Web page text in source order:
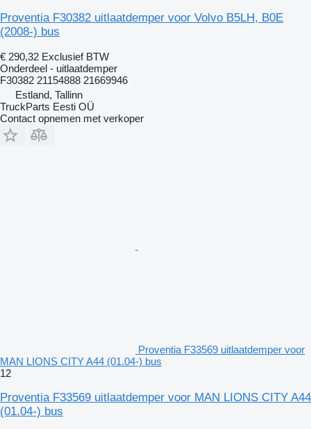
Proventia F30382 uitlaatdemper voor Volvo B5LH, B0E
(2008-) bus
€ 290,32 Exclusief BTW
Onderdeel - uitlaatdemper
F30382 21154888 21669946
Estland, Tallinn
TruckParts Eesti OÜ
Contact opnemen met verkoper
Proventia F33569 uitlaatdemper voor
MAN LIONS CITY A44 (01.04-) bus
12
Proventia F33569 uitlaatdemper voor MAN LIONS CITY A44
(01.04-) bus